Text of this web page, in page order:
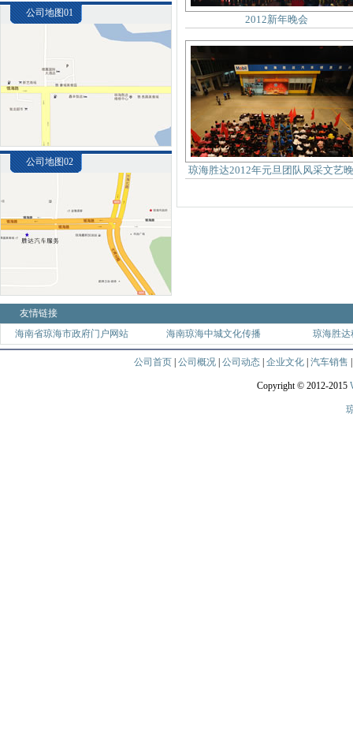
公司地图01
公司地图02
2012新年晚会
琼海胜达2012年元旦团队风采文艺
友情链接
海南省琼海市政府门户网站
海南琼海中城文化传播 琼海胜达
公司首页| 公司概况| 公司动态| 企业文化| 汽车销售
Copyright © 2012-2015